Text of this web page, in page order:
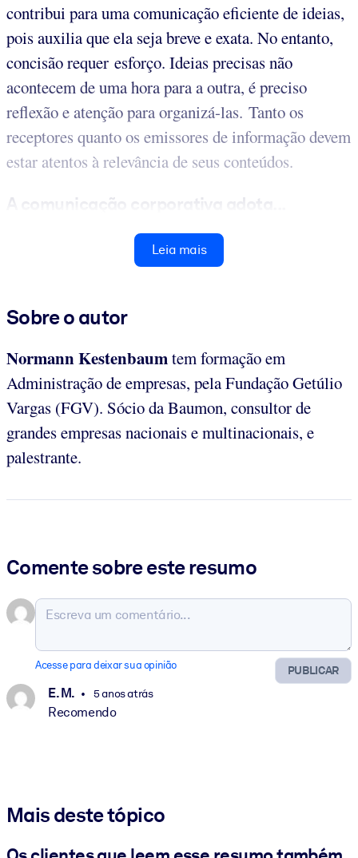
contribui para uma comunicação eficiente de ideias,
pois auxilia que ela seja breve e exata. No entanto,
concisão requer esforço. Ideias precisas não
acontecem de uma hora para a outra, é preciso
reflexão e atenção para organizá-las. Tanto os
receptores quanto os emissores de informação devem
estar atentos à relevância de seus conteúdos.
A comunicação corporativa adota...
Leia mais
Sobre o autor
Normann Kestenbaumtem formação em
Administração de empresas, pela Fundação Getúlio
Vargas (FGV). Sócio da Baumon, consultor de
grandes empresas nacionais e multinacionais, e
palestrante.
Comente sobre este resumo
PUBLICAR
Acesse para deixar sua opinião
E. M. 5 anos atrás
Recomendo
Mais deste tópico